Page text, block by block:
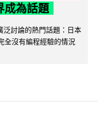
成為話題
泛討論的熱門話題：日本
全沒有編程經驗的情況